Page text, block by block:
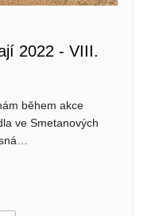
2022 - VIII.
během akce
ve Smetanových